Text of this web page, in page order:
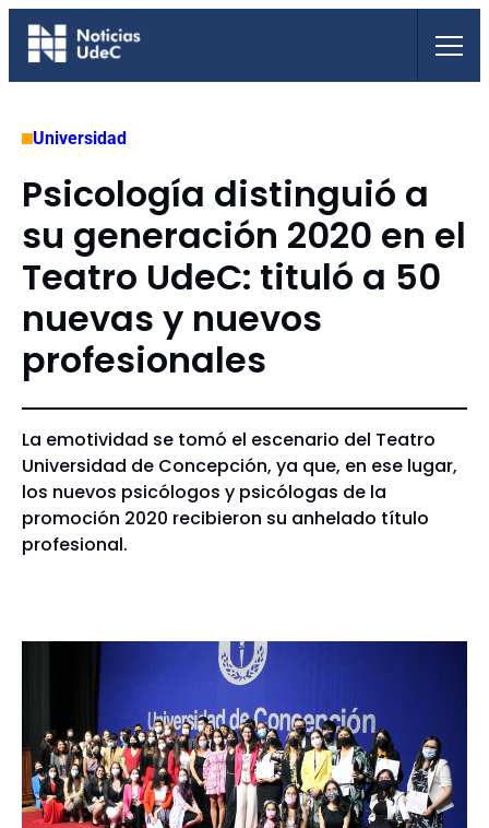
Saltar
Universidad
Psicología distinguió a
su generación 2020 en el
Teatro UdeC: tituló a 50
nuevas y nuevos
profesionales
La emotividad se tomó el escenario del Teatro
Universidad de Concepción, ya que, en ese lugar,
los nuevos psicólogos y psicólogas de la
promoción 2020 recibieron su anhelado título
profesional.